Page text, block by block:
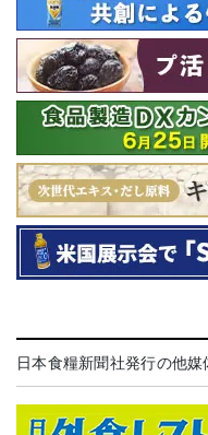
日本食糧新聞社発行の他媒